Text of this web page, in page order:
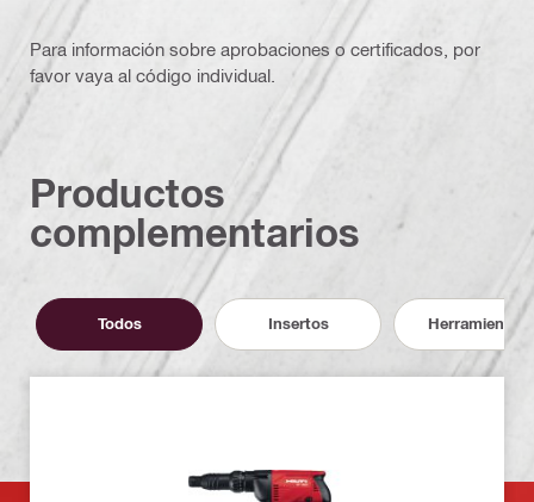
Para información sobre aprobaciones o certificados, por
favor vaya al código individual.
Productos
complementarios
Todos Insertos Herramientas